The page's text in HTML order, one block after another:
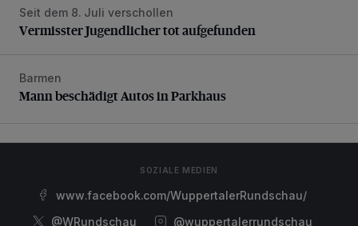
Vermisster Jugendlicher tot aufgefunden
Seit dem 8. Juli verschollen
Vermisster Jugendlicher tot aufgefunden
Mann beschädigt Autos in Parkhaus
Barmen
Mann beschädigt Autos in Parkhaus
SOZIALE MEDIEN
www.facebook.com/WuppertalerRundschau/
@WRundschau
@wuppertalerrundschau